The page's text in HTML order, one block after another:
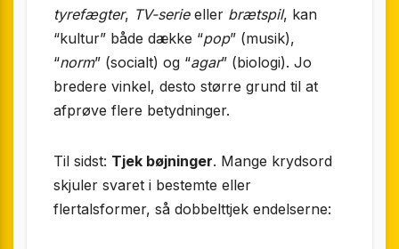
tyrefægter, TV-serieeller brætspil, kan
“kultur” både dække “pop” (musik),
“norm” (socialt) og “agar” (biologi). Jo
bredere vinkel, desto større grund til at
afprøve flere betydninger.
Til sidst: Tjek bøjninger. Mange krydsord
skjuler svaret i bestemte eller
flertalsformer, så dobbelttjek endelserne: